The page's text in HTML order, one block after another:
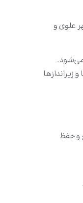
علوی و
و زیراندازها
و حفظ